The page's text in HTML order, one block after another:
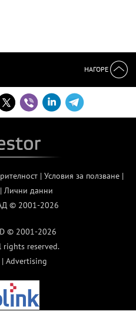
НАГОРЕ
| Условия за ползване|
| Лични данни
© 2001-2026
© 2001-2026
rights reserved.
| Advertising